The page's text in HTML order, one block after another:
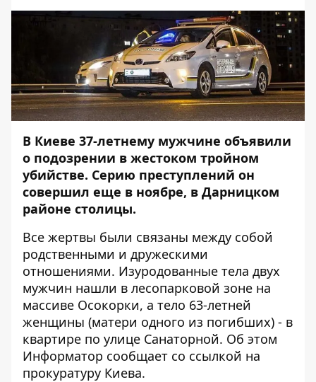
В Киеве 37-летнему мужчине объявили
о подозрении в жестоком тройном
убийстве. Серию преступлений он
совершил еще в ноябре, в Дарницком
районе столицы.
Все жертвы были связаны между собой
родственными и дружескими
отношениями. Изуродованные тела двух
мужчин нашли в лесопарковой зоне на
массиве Осокорки, а тело 63-летней
женщины (матери одного из погибших) - в
квартире по улице Санаторной. Об этом
Информатор сообщает со ссылкой на
прокуратуру Киева.